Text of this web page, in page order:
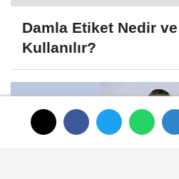
Damla Etiket Nedir
Kullanılır?